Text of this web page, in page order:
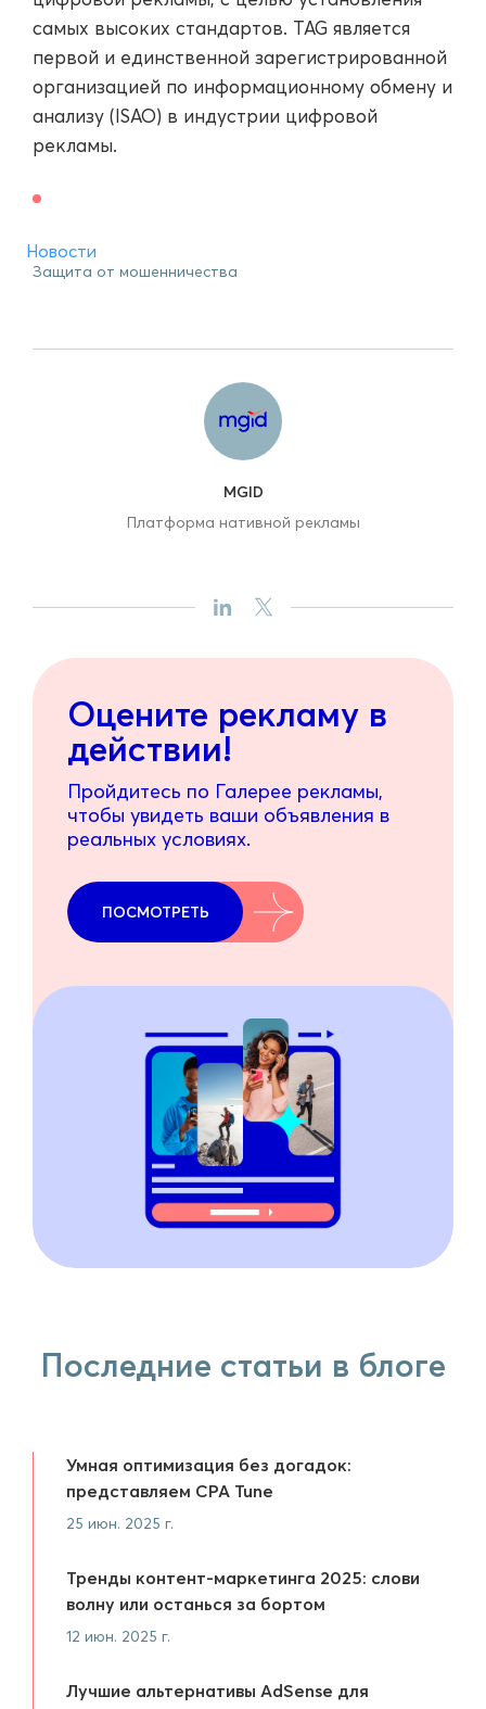
самых высоких стандартов. TAG является
первой и единственной зарегистрированной
организацией по информационному обмену и
анализу (ISAO) в индустрии цифровой
рекламы.
Новости
Защита от мошенничества
MGID
Платформа нативной рекламы
Оцените рекламу в
действии!
Пройдитесь по Галерее рекламы,
чтобы увидеть ваши объявления в
реальных условиях.
ПОСМОТРЕТЬ
Последние статьи в блоге
Умная оптимизация без догадок:
представляем CPA Tune
25 июн. 2025 г.
Тренды контент-маркетинга 2025: слови
волну или останься за бортом
12 июн. 2025 г.
Лучшие альтернативы AdSense для